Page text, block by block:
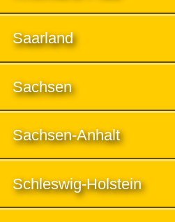
Saarland
Sachsen
Sachsen-Anhalt
Schleswig-Holstein